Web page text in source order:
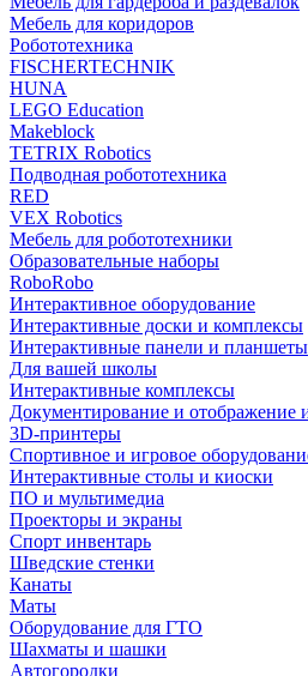
Мебель для коридоров
Робототехника
FISCHERTECHNIK
HUNA
LEGO Education
Makeblock
TETRIX Robotics
Подводная робототехника
RED
VEX Robotics
Мебель для робототехники
Образовательные наборы
RoboRobo
Интерактивное оборудование
Интерактивные доски и комплексы
Интерактивные панели и планшеты
Для вашей школы
Интерактивные комплексы
Документирование и отображение
3D-принтеры
Спортивное и игровое
Интерактивные столы и киоски
ПО и мультимедиа
Проекторы и экраны
Спорт инвентарь
Шведские стенки
Канаты
Маты
Оборудование для ГТО
Шахматы и шашки
Автогородки